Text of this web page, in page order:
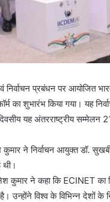
निर्वाचन प्रबंधन पर आयोजित
शुभारंभ किया गया। यह
यह अंतरराष्ट्रीय
ने निर्वाचन आयुक्त डॉ.
कुमार ने कहा कि ECINET का
विश्व के विभिन्न देशों के